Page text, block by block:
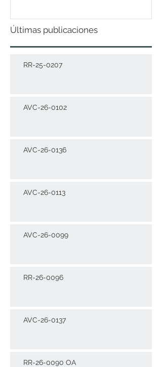
Últimas publicaciones
RR-25-0207
AVC-26-0102
AVC-26-0136
AVC-26-0113
AVC-26-0099
RR-26-0096
AVC-26-0137
RR-26-0090 OA